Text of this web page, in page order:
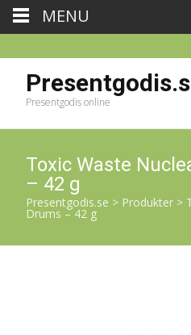
Presentgodis online
Toxic Waste
– 42 g
Presentgodis.se > Produkter >
Drums – 42 g
MENU